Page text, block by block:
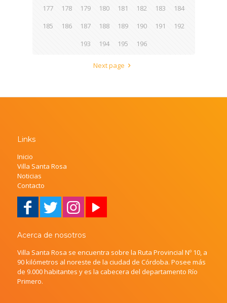
177
178 179 180 181 182 183
184
185
186 187 188 189 190 191
192
193
194 195 196
Next page
Links
Inicio
Villa Santa Rosa
Noticias
Contacto
Acerca de nosotros
Villa Santa Rosa se encuentra sobre la Ruta Provincial Nº 10, a
90 kilómetros al noreste de la ciudad de Córdoba. Posee más
de 9.000 habitantes y es la cabecera del departamento Río
Primero.